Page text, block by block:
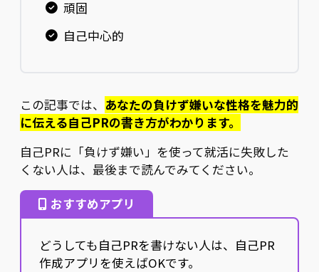
頑固
自己中心的
この記事では、 あなたの負けず嫌いな性格を魅力的
に伝える自己PRの書き方がわかります。
自己PRに「負けず嫌い」を使って就活に失敗した
くない人は、最後まで読んでみてください。
おすすめアプリ
どうしても自己PRを書けない人は、自己PR
作成アプリを使えばOKです。